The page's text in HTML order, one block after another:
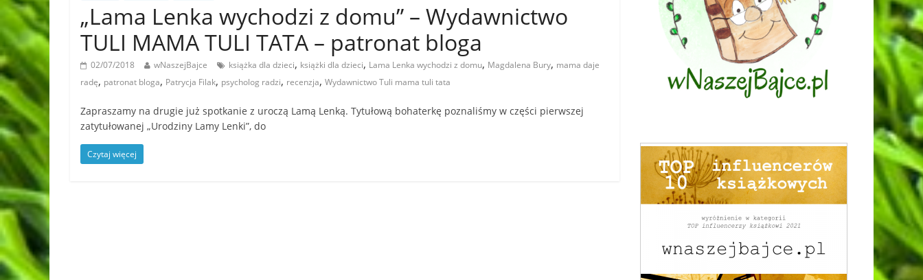
„Lama Lenka wychodzi z domu” – Wydawnictwo
TULI MAMA TULI TATA – patronat bloga
02/07/2018 wNaszejBajce książka dla dzieci, książki dla dzieci, Lama Lenka wychodzi z domu, Magdalena Bury, mama daje
radę, patronat bloga, Patrycja Filak, psycholog radzi, recenzja, Wydawnictwo Tuli mama tuli tata
Zapraszamy na drugie już spotkanie z uroczą Lamą Lenką. Tytułową bohaterkę poznaliśmy w części pierwszej
zatytułowanej „Urodziny Lamy Lenki”, do
Czytaj więcej